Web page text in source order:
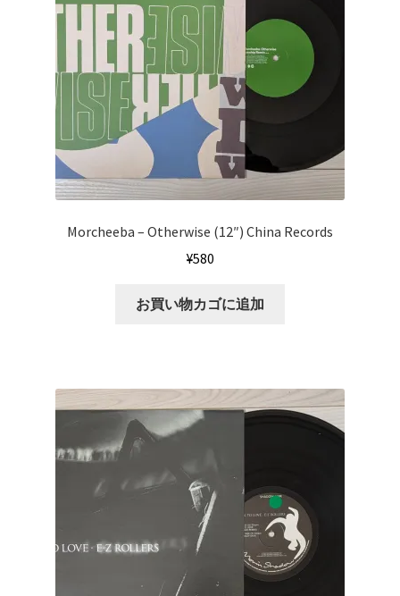
Morcheeba ‎– Otherwise (12″) China Records
¥580
お買い物カゴに追加